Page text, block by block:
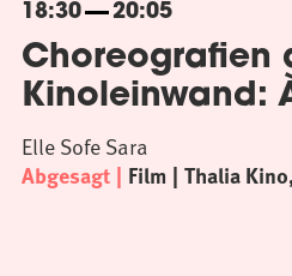
18:30 20:05
Choreografien
Kinoleinwand:
Abgesagt Film Thalia
Elle Sofe Sara